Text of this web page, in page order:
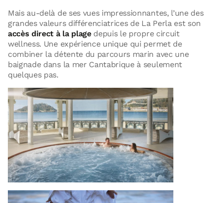
Mais au-delà de ses vues impressionnantes, l’une des
grandes valeurs différenciatrices de La Perla est son
accès direct à la plagedepuis le propre circuit
wellness. Une expérience unique qui permet de
combiner la détente du parcours marin avec une
baignade dans la mer Cantabrique à seulement
quelques pas.